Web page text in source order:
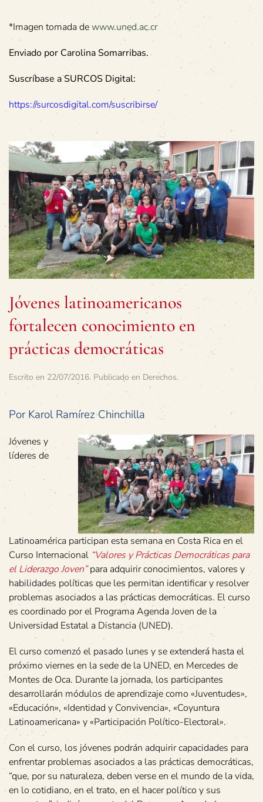
*Imagen tomada dewww.uned.ac.cr
Enviado por Carolina Somarribas.
Suscríbase a SURCOS Digital:
https://surcosdigital.com/suscribirse/
Jóvenes latinoamericanos
fortalecen conocimiento en
prácticas democráticas
Escrito en 22/07/2016. Publicado en Derechos.
Por Karol Ramírez Chinchilla
Jóvenes y
líderes de
Latinoamérica participan esta semana en Costa Rica en el
Curso Internacional “Valores y Prácticas Democráticas para
el Liderazgo Joven”para adquirir conocimientos, valores y
habilidades políticas que les permitan identificar y resolver
problemas asociados a las prácticas democráticas. El curso
es coordinado por el Programa Agenda Joven de la
Universidad Estatal a Distancia (UNED).
El curso comenzó el pasado lunes y se extenderá hasta el
próximo viernes en la sede de la UNED, en Mercedes de
Montes de Oca. Durante la jornada, los participantes
desarrollarán módulos de aprendizaje como «Juventudes»,
«Educación», «Identidad y Convivencia», «Coyuntura
Latinoamericana» y «Participación Político-Electoral».
Con el curso, los jóvenes podrán adquirir capacidades para
enfrentar problemas asociados a las prácticas democráticas,
“que, por su naturaleza, deben verse en el mundo de la vida,
en lo cotidiano, en el trato, en el hacer político y sus